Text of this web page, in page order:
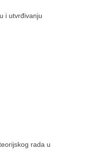
i utvrđivanju
rada u